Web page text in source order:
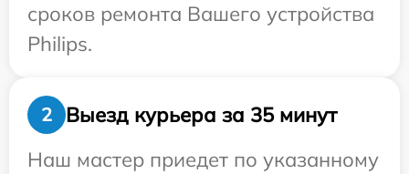
сроков ремонта Вашего устройства
Philips.
2
Выезд курьера за 35 минут
Наш мастер приедет по указанному